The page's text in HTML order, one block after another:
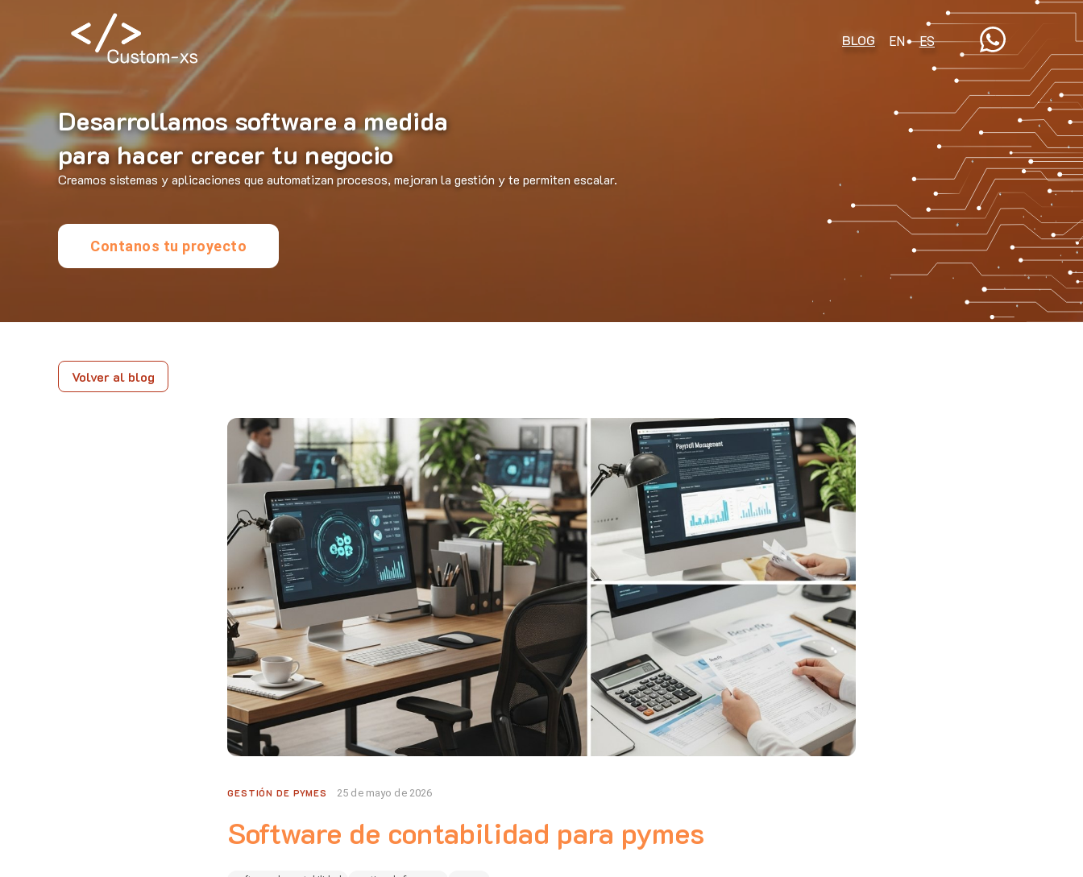
BLOG EN ES
Desarrollamos software a medida
para hacer crecer tu negocio
Creamos sistemas y aplicaciones que automatizan procesos, mejoran la gestión y te permiten escalar.
Contanos tu proyecto
Volver al blog
GESTIÓN DE PYMES 25 de mayo de 2026
Software de contabilidad para pymes